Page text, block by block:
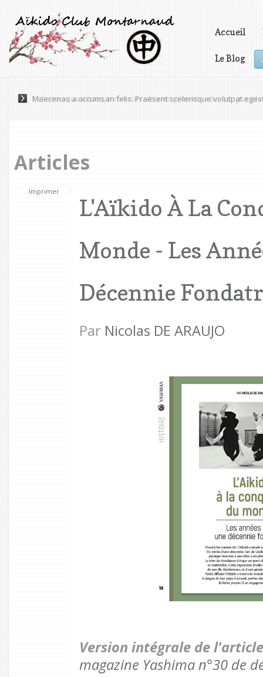
Accueil
Le Blog
Maecenas a accumsan felis. Praesent scelerisque volutpat
Articles
Imprimer
L'Aïkido À La
Monde - Les
Décennie
Par Nicolas DE ARAUJO
Version intégrale de
magazine Yashima n°30 de